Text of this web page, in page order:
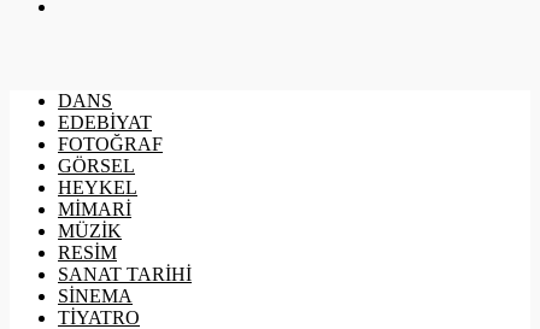
DANS
EDEBİYAT
FOTOĞRAF
GÖRSEL
HEYKEL
MİMARİ
MÜZİK
RESİM
SANAT TARİHİ
SİNEMA
TİYATRO